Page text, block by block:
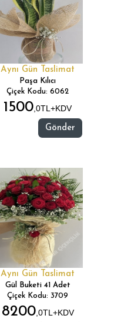
Aynı Gün Taslimat
Paşa Kılıcı
Çiçek Kodu: 6062
1500,0TL+KDV
Gönder
Aynı Gün Taslimat
Gül Buketi 41 Adet
Çiçek Kodu: 3709
8200,0TL+KDV